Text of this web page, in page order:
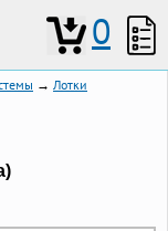
0
→ Лотки